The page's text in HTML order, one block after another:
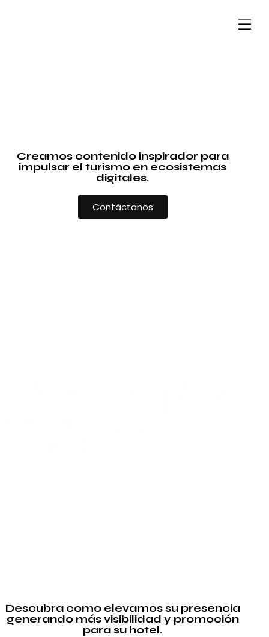
Creamos contenido inspirador para
impulsar el turismo en ecosistemas
digitales.
Contáctanos
Descubra como elevamos su presencia
generando más visibilidad y promoción
para su hotel.